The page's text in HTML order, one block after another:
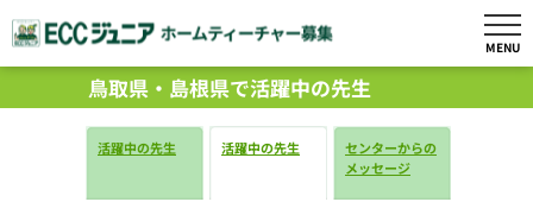
MENU
鳥取県・島根県で活躍中の先生
活躍中の先生 活躍中の先生
センターからの
メッセージ